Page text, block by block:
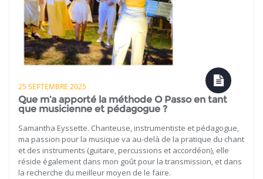
25 SEPTEMBRE 2025
Que m’a apporté la méthode O Passo en tant
que musicienne et pédagogue ?
Samantha Eyssette. Chanteuse, instrumentiste et pédagogue,
ma passion pour la musique va au-delà de la pratique du chant
et des instruments (guitare, percussions et accordéon), elle
réside également dans mon goût pour la transmission, et dans
la recherche du meilleur moyen de le faire.